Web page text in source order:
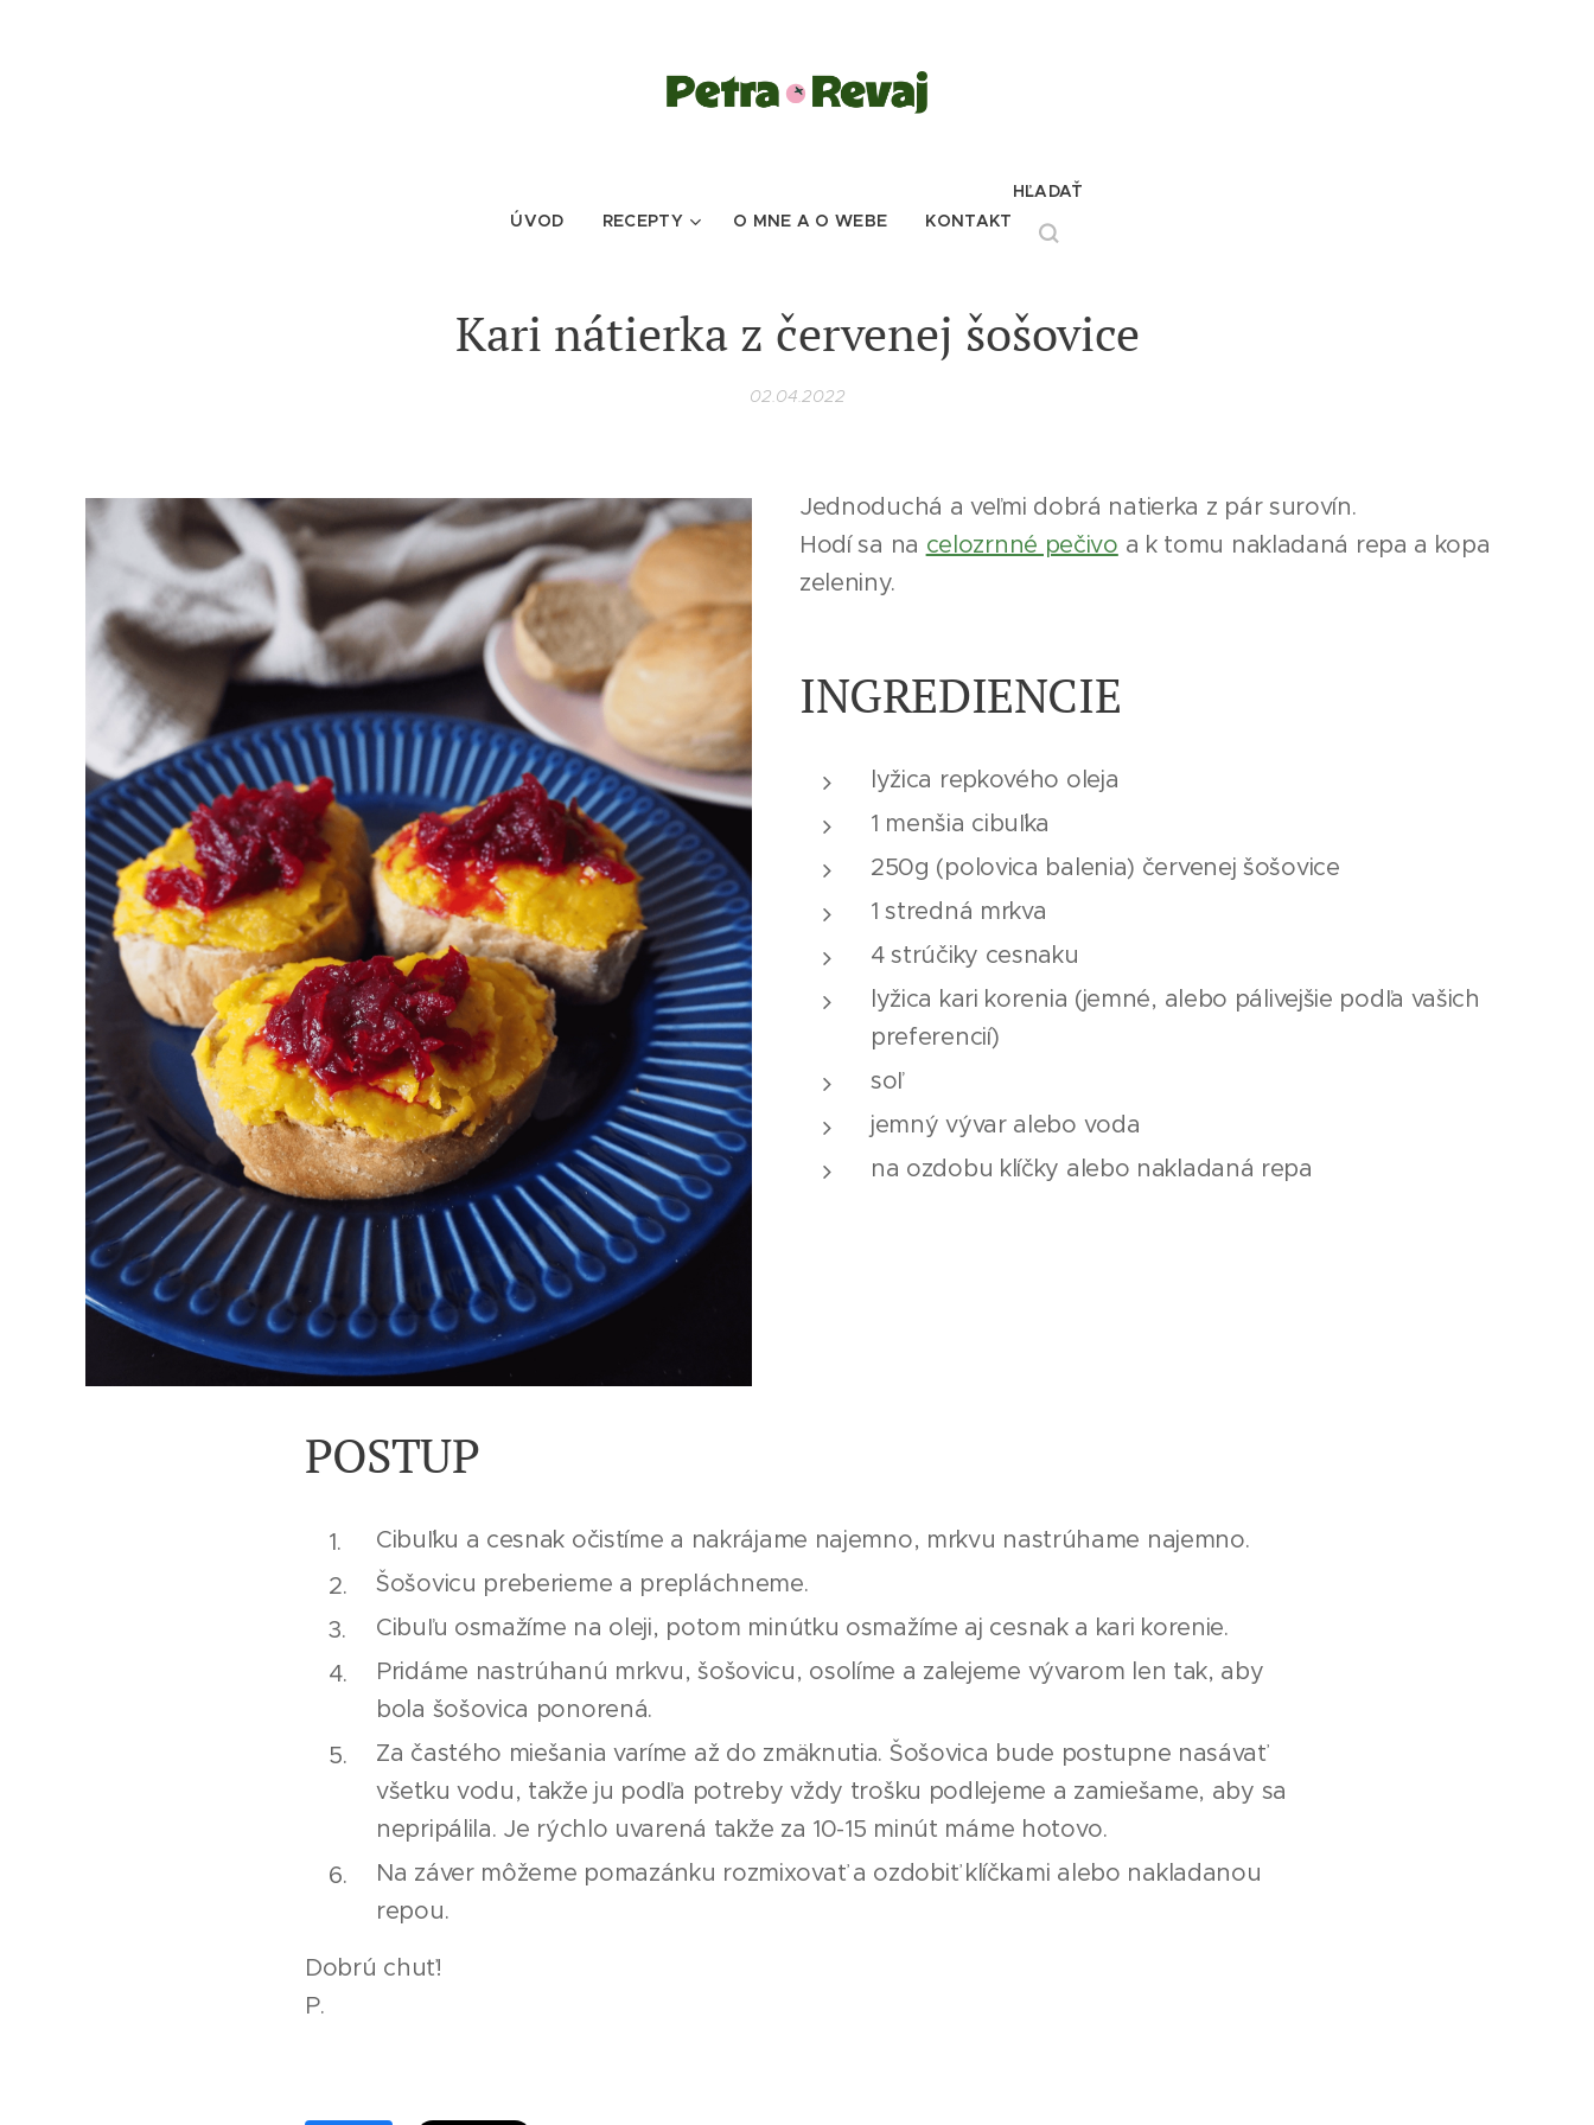
ÚVOD RECEPTY O MNE A O WEBE KONTAKT
HĽADAŤ
Kari nátierka z červenej šošovice
02.04.2022
Jednoduchá a veľmi dobrá natierka z pár surovín.
Hodí sa na celozrnné pečivo a k tomu nakladaná repa a kopa
zeleniny.
INGREDIENCIE
lyžica repkového oleja
1 menšia cibuľka
250g (polovica balenia) červenej šošovice
1 stredná mrkva
4 strúčiky cesnaku
lyžica kari korenia (jemné, alebo pálivejšie podľa vašich
preferencií)
soľ
jemný vývar alebo voda
na ozdobu klíčky alebo nakladaná repa
POSTUP
Cibuľku a cesnak očistíme a nakrájame najemno, mrkvu nastrúhame najemno.
Šošovicu preberieme a prepláchneme.
Cibuľu osmažíme na oleji, potom minútku osmažíme aj cesnak a kari korenie.
Pridáme nastrúhanú mrkvu, šošovicu, osolíme a zalejeme vývarom len tak, aby
bola šošovica ponorená.
Za častého miešania varíme až do zmäknutia. Šošovica bude postupne nasávať
všetku vodu, takže ju podľa potreby vždy trošku podlejeme a zamiešame, aby sa
nepripálila. Je rýchlo uvarená takže za 10-15 minút máme hotovo.
Na záver môžeme pomazánku rozmixovať a ozdobiť klíčkami alebo nakladanou
repou.
Dobrú chuť!
P.